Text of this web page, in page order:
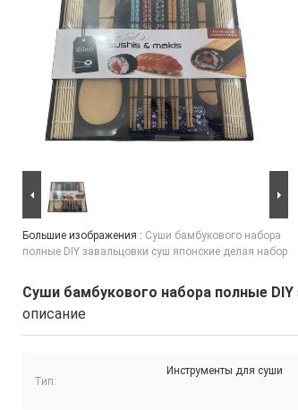
Большие изображения : Суши бамбукового набора
полные DIY завальцовки суш японские делая набор
Суши бамбукового набора полные
описание
Тип:
Инструменты для суши